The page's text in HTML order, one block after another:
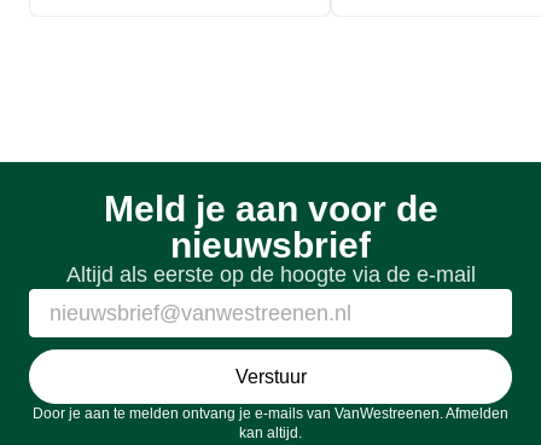
Meld je aan voor de
nieuwsbrief
Altijd als eerste op de hoogte via de e-mail
Verstuur
Door je aan te melden ontvang je e-mails van VanWestreenen. Afmelden
kan altijd.